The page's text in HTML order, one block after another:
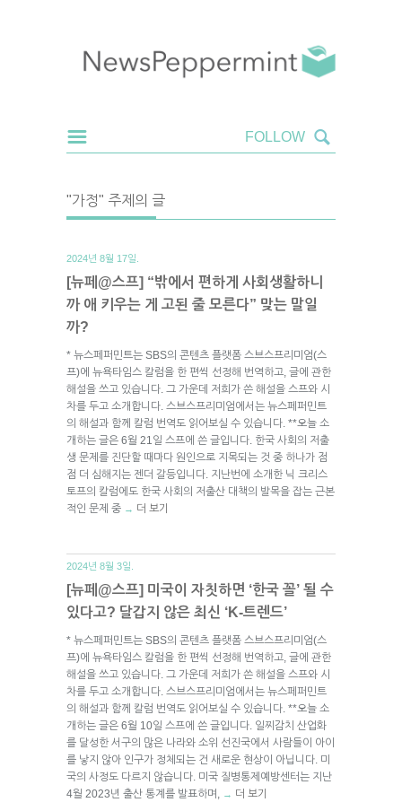
"가정" 주제의 글
2024년 8월 17일.
[뉴페@스프] “밖에서 편하게 사회생활하니
까 애 키우는 게 고된 줄 모른다” 맞는 말일
까?
* 뉴스페퍼민트는 SBS의 콘텐츠 플랫폼 스브스프리미엄(스
프)에 뉴욕타임스 칼럼을 한 편씩 선정해 번역하고, 글에 관한
해설을 쓰고 있습니다. 그 가운데 저희가 쓴 해설을 스프와 시
차를 두고 소개합니다. 스브스프리미엄에서는 뉴스페퍼민트
의 해설과 함께 칼럼 번역도 읽어보실 수 있습니다. **오늘 소
개하는 글은 6월 21일 스프에 쓴 글입니다. 한국 사회의 저출
생 문제를 진단할 때마다 원인으로 지목되는 것 중 하나가 점
점 더 심해지는 젠더 갈등입니다. 지난번에 소개한 닉 크리스
토프의 칼럼에도 한국 사회의 저출산 대책의 발목을 잡는 근본
적인 문제 중 → 더 보기
2024년 8월 3일.
[뉴페@스프] 미국이 자칫하면 ‘한국 꼴’ 될 수
있다고? 달갑지 않은 최신 ‘K-트렌드’
* 뉴스페퍼민트는 SBS의 콘텐츠 플랫폼 스브스프리미엄(스
프)에 뉴욕타임스 칼럼을 한 편씩 선정해 번역하고, 글에 관한
해설을 쓰고 있습니다. 그 가운데 저희가 쓴 해설을 스프와 시
차를 두고 소개합니다. 스브스프리미엄에서는 뉴스페퍼민트
의 해설과 함께 칼럼 번역도 읽어보실 수 있습니다. **오늘 소
개하는 글은 6월 10일 스프에 쓴 글입니다. 일찌감치 산업화
를 달성한 서구의 많은 나라와 소위 선진국에서 사람들이 아이
를 낳지 않아 인구가 정체되는 건 새로운 현상이 아닙니다. 미
국의 사정도 다르지 않습니다. 미국 질병통제예방센터는 지난
4월 2023년 출산 통계를 발표하며,
→ 더 보기